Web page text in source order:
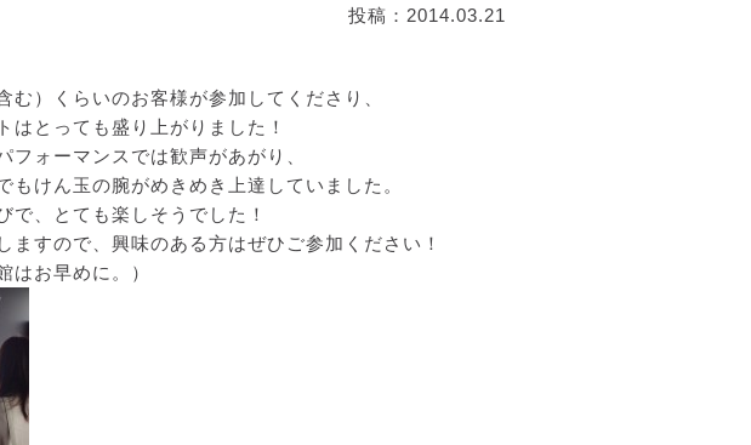
投稿：2014.03.21
）くらいのお客様が参加してくださり、
はとっても盛り上がりました！
ォーマンスでは歓声があがり、
けん玉の腕がめきめき上達していました。
で、とても楽しそうでした！
すので、興味のある方はぜひご参加ください！
はお早めに。）